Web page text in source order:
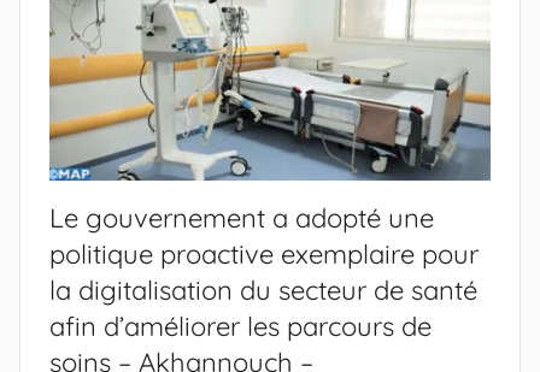
Le gouvernement a adopté une
politique proactive exemplaire pour
la digitalisation du secteur de santé
afin d’améliorer les parcours de
soins – Akhannouch –